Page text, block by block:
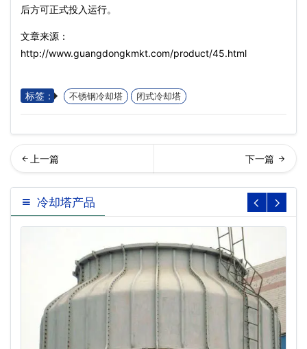
后方可正式投入运行。
文章来源：
http://www.guangdongkmkt.com/product/45.html
标签： 不锈钢冷却塔 闭式冷却塔
锈钢冷却塔… 吨不锈钢复合流闭式冷却塔
冷却塔产品